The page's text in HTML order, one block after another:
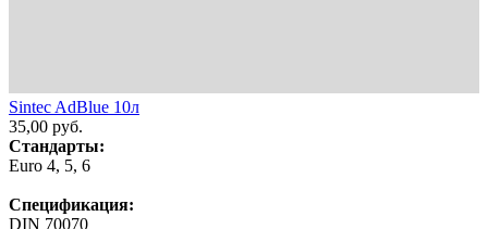
Sintec AdBlue 10л
35,00 руб.
Стандарты:
Euro 4, 5, 6
Спецификация:
DIN 70070